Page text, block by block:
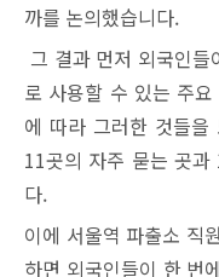
까를 논의했습니다.
그 결과 먼저 외국인
로 사용할 수 있는 주
에 따라 그러한 것들
11곳의 자주 묻는 곳과
다.
이에 서울역 파출소 직
하면 외국인들이 한 번